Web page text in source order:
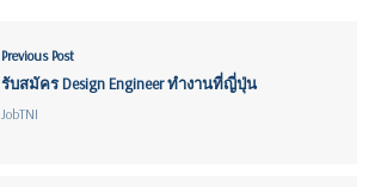
Previous Post
รับสมัคร Design Engineer ทำงานที่ญี่ปุ่น
JobTNI